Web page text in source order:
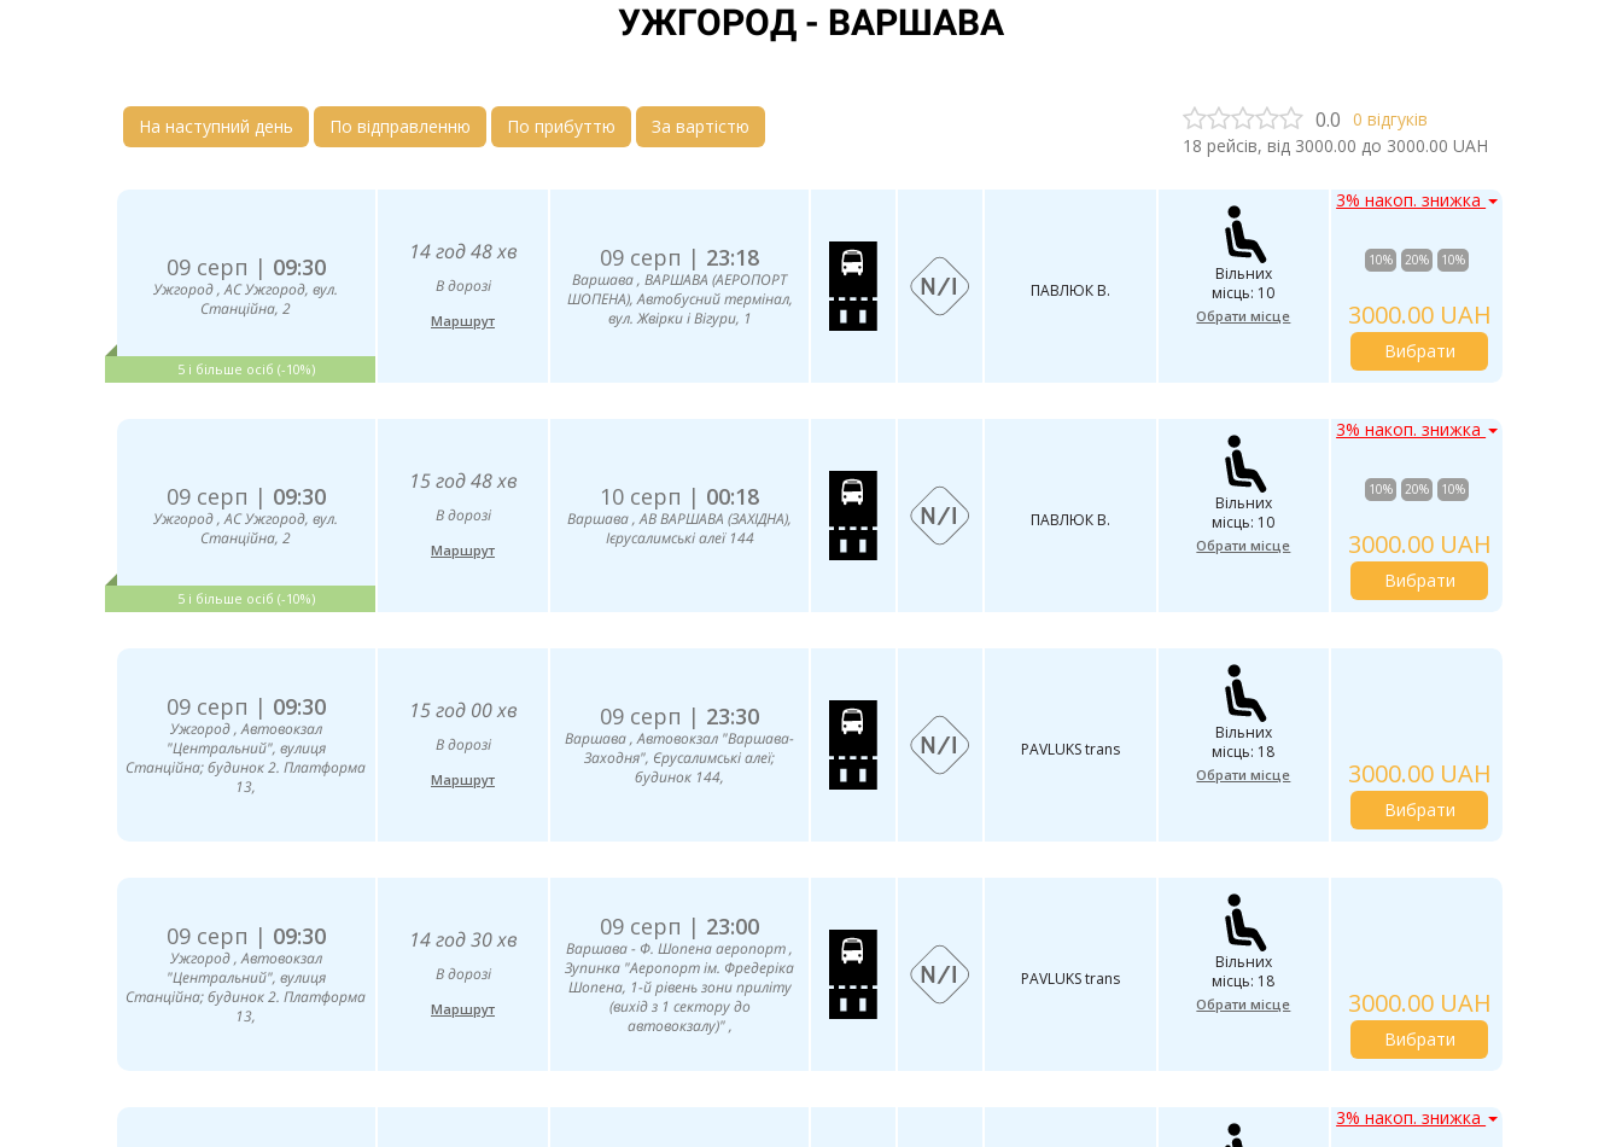
УЖГОРОД - ВАРШАВА
На наступний день По відправленню По прибуттю За вартістю 0.0 0 відгуків
18 рейсів, від 3000.00 до 3000.00 UAH
09 серп | 09:30
Ужгород , АС Ужгород, вул.
Станційна, 2
5 і більше осіб (-10%)
14 год 48 хв
В дорозі
Маршрут
09 серп | 23:18
Варшава , ВАРШАВА (АЕРОПОРТ
ШОПЕНА), Автобусний термінал,
вул. Жвірки і Вігури, 1
ПАВЛЮК В.
Вільних
місць: 10
Обрати місце
3% накоп. знижка
10% 20% 10%
3000.00 UAH
Вибрати
09 серп | 09:30
Ужгород , АС Ужгород, вул.
Станційна, 2
5 і більше осіб (-10%)
15 год 48 хв
В дорозі
Маршрут
10 серп | 00:18
Варшава , АВ ВАРШАВА (ЗАХІДНА),
Ієрусалимські алеї 144
ПАВЛЮК В.
Вільних
місць: 10
Обрати місце
3% накоп. знижка
10% 20% 10%
3000.00 UAH
Вибрати
09 серп | 09:30
Ужгород , Автовокзал
"Центральний", вулиця
Станційна; будинок 2. Платформа
13,
15 год 00 хв
В дорозі
Маршрут
09 серп | 23:30
Варшава , Автовокзал "Варшава-
Заходня", Єрусалимські алеї;
будинок 144,
PAVLUKS trans
Вільних
місць: 18
Обрати місце 3000.00 UAH
Вибрати
09 серп | 09:30
Ужгород , Автовокзал
"Центральний", вулиця
Станційна; будинок 2. Платформа
13,
14 год 30 хв
В дорозі
Маршрут
09 серп | 23:00
Варшава - Ф. Шопена аеропорт ,
Зупинка "Аеропорт ім. Фредеріка
Шопена, 1-й рівень зони приліту
(вихід з 1 сектору до
автовокзалу)" ,
PAVLUKS trans
Вільних
місць: 18
Обрати місце 3000.00 UAH
Вибрати
3% накоп. знижка